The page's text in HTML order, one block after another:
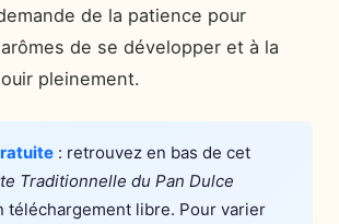
de la patience pour
de se développer et à la
pleinement.
: retrouvez en bas de cet
Traditionnelle du Pan Dulce
téléchargement libre. Pour varier